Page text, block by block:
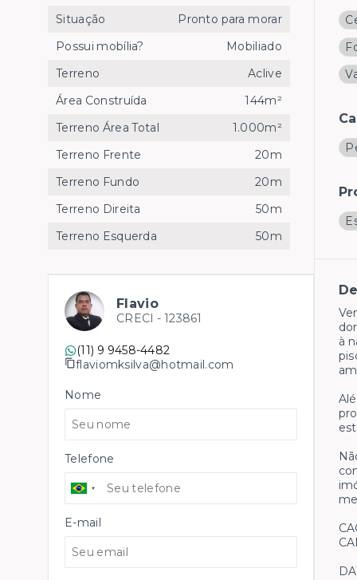
à
Situação
Pronto para morar
Possui mobília?
Mobiliado
Terreno
Aclive
Área Construída
144m²
Terreno Área Total
1.000m²
Terreno Frente
20m
Terreno Fundo
20m
Terreno Direita
50m
Terreno Esquerda
50m
Flavio
CRECI - 123861
(11) 9 9458-4482
flaviomksilva@hotmail.com
Nome
Telefone
E-mail